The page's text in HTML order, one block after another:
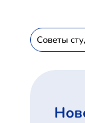
Советы